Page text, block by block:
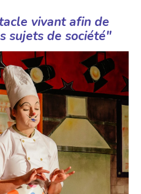
vivant afin de
sujets de société"